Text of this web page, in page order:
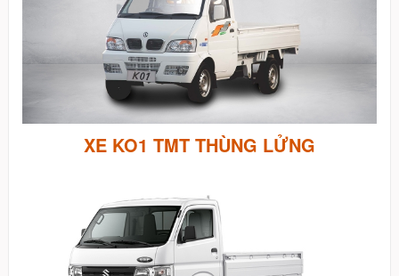
XE KO1 TMT THÙNG LỬNG